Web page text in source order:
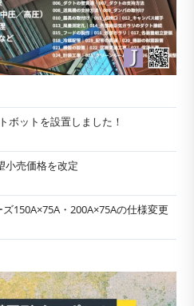
ボットを設置しました！
小売価格を改定
150A×75A・200A×75Aの仕様変更